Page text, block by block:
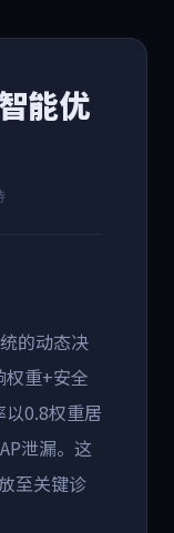
能优
的动态决
权重+安全
以0.8权重居
泄漏。这
至关键诊